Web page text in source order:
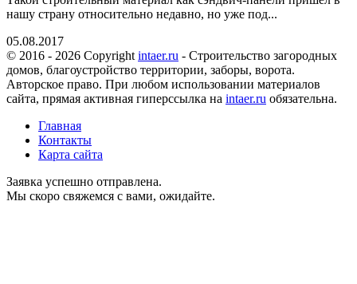
нашу страну относительно недавно, но уже под...
05.08.2017
© 2016 - 2026 Copyright intaer.ru - Cтроительство загородных
домов, благоустройство территории, заборы, ворота.
Авторское право. При любом использовании материалов
сайта, прямая активная гиперссылка на intaer.ru обязательна.
Главная
Контакты
Карта сайта
Заявка успешно отправлена.
Мы скоро свяжемся с вами, ожидайте.